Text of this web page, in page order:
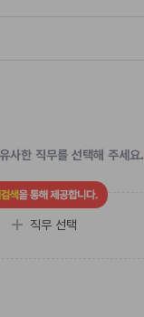
사한 직무를 선택해 주세요.
직무 선택